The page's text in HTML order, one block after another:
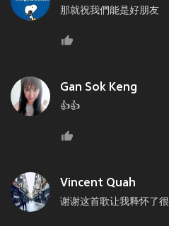
那就祝我們能是好朋友
Gan Sok Keng
👍👍
Vincent Quah
谢谢这首歌让我释怀了